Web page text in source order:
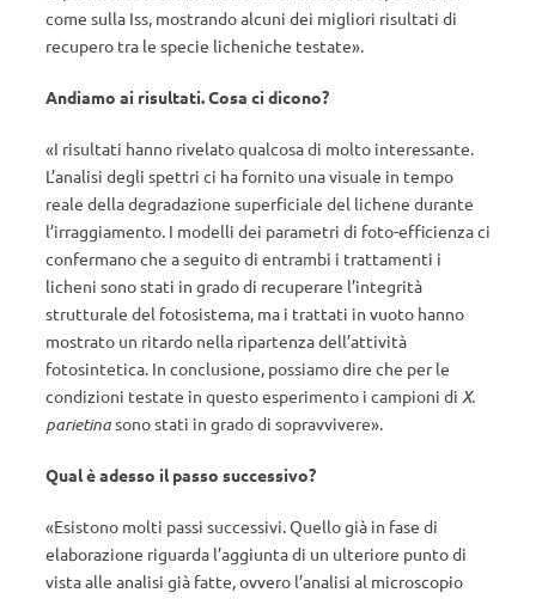
come sulla Iss, mostrando alcuni dei migliori risultati di
recupero tra le specie licheniche testate».
Andiamo ai risultati. Cosa ci dicono?
«I risultati hanno rivelato qualcosa di molto interessante.
L’analisi degli spettri ci ha fornito una visuale in tempo
reale della degradazione superficiale del lichene durante
l’irraggiamento. I modelli dei parametri di foto-efficienza ci
confermano che a seguito di entrambi i trattamenti i
licheni sono stati in grado di recuperare l’integrità
strutturale del fotosistema, ma i trattati in vuoto hanno
mostrato un ritardo nella ripartenza dell’attività
fotosintetica. In conclusione, possiamo dire che per le
condizioni testate in questo esperimento i campioni di X.
parietinasono stati in grado di sopravvivere».
Qual è adesso il passo successivo?
«Esistono molti passi successivi. Quello già in fase di
elaborazione riguarda l’aggiunta di un ulteriore punto di
vista alle analisi già fatte, ovvero l’analisi al microscopio